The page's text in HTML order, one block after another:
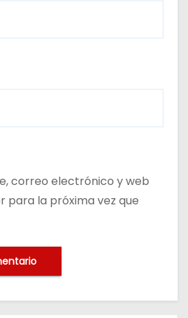
correo electrónico y web
para la próxima vez que